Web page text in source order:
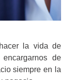
la vida de
de
siempre en la